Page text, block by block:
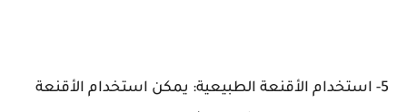
5- استخدام الأقنعة الطبيعية: يمكن استخدام الأقنعة